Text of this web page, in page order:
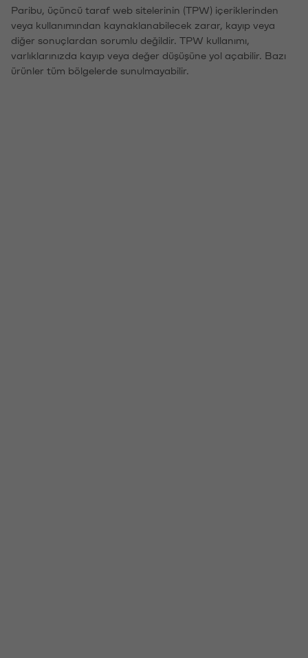
Paribu, üçüncü taraf web sitelerinin (TPW) içeriklerinden
veya kullanımından kaynaklanabilecek zarar, kayıp veya
diğer sonuçlardan sorumlu değildir. TPW kullanımı,
varlıklarınızda kayıp veya değer düşüşüne yol açabilir. Bazı
ürünler tüm bölgelerde sunulmayabilir.